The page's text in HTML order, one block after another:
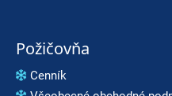
Požičovňa
Cenník